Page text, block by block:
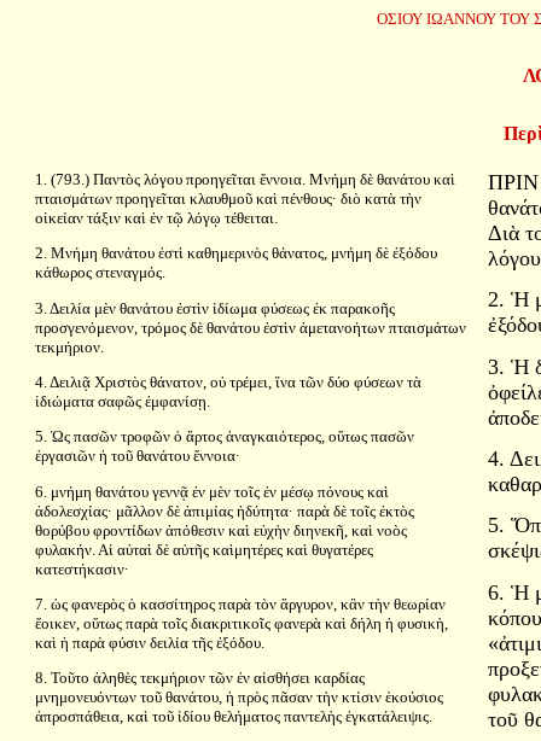
ΟΣΙΟΥ ΙΩΑΝΝΟΥ ΤΟΥ
1. (793.) Παντὸς λόγου προηγεῖται ἔννοια. Μνήμη δὲ θανάτου καὶ
πταισμάτων προηγεῖται κλαυθμοῦ καὶ πένθους· διὸ κατὰ τὴν
οἰκείαν τάξιν καὶ ἐν τῷ λόγῳ τέθειται.
2. Μνήμη θανάτου ἐστὶ καθημερινὸς θάνατος, μνήμη δὲ ἐξόδου
κάθωρος στεναγμός.
3. Δειλία μὲν θανάτου ἐστὶν ἰδίωμα φύσεως ἐκ παρακοῆς
προσγενόμενον, τρόμος δὲ θανάτου ἐστὶν ἀμετανοήτων πταισμάτων
τεκμήριον.
4. Δειλιᾷ Χριστὸς θάνατον, οὐ τρέμει, ἵνα τῶν δύο φύσεων τὰ
ἰδιώματα σαφῶς ἐμφανίσῃ.
5. Ὡς πασῶν τροφῶν ὁ ἄρτος ἀναγκαιότερος, οὕτως πασῶν
ἐργασιῶν ἡ τοῦ θανάτου ἔννοια·
6. μνήμη θανάτου γεννᾷ ἐν μὲν τοῖς ἐν μέσῳ πόνους καὶ
ἀδολεσχίας· μᾶλλον δὲ ἀπιμίας ἡδύτητα· παρὰ δὲ τοῖς ἐκτὸς
θορύβου φροντίδων ἀπόθεσιν καὶ εὐχὴν διηνεκῆ, καὶ νοὸς
φυλακήν. Αἱ αὐταὶ δὲ αὐτῆς καὶμητέρες καὶ θυγατέρες
κατεστήκασιν·
7. ὡς φανερὸς ὁ κασσίτηρος παρὰ τὸν ἄργυρον, κἂν τὴν θεωρίαν
ἔοικεν, οὕτως παρὰ τοῖς διακριτικοῖς φανερὰ καὶ δήλη ἡ φυσικὴ,
καὶ ἡ παρὰ φύσιν δειλία τῆς ἐξόδου.
8. Τοῦτο ἀληθὲς τεκμήριον τῶν ἐν αἰσθήσει καρδίας
μνημονευόντων τοῦ θανάτου, ἡ πρὸς πᾶσαν τὴν κτίσιν ἑκούσιος
ἀπροσπάθεια, καὶ τοῦ ἰδίου θελήματος παντελὴς ἐγκατάλειψις.
ΠΡΙΝ
Διὰ
2. Ἡ
3. Ἡ
4.
5.
6. Ἡ
τοῦ